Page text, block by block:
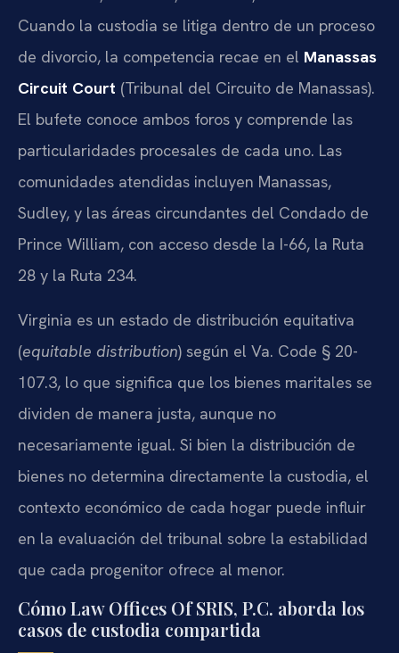
Cuando la custodia se litiga dentro de un proceso
de divorcio, la competencia recae en el Manassas
Circuit Court (Tribunal del Circuito de Manassas).
El bufete conoce ambos foros y comprende las
particularidades procesales de cada uno. Las
comunidades atendidas incluyen Manassas,
Sudley, y las áreas circundantes del Condado de
Prince William, con acceso desde la I-66, la Ruta
28 y la Ruta 234.
Virginia es un estado de distribución equitativa
(equitable distribution) según el Va. Code § 20-
107.3, lo que significa que los bienes maritales se
dividen de manera justa, aunque no
necesariamente igual. Si bien la distribución de
bienes no determina directamente la custodia, el
contexto económico de cada hogar puede influir
en la evaluación del tribunal sobre la estabilidad
que cada progenitor ofrece al menor.
Cómo Law Offices Of SRIS, P.C. aborda los
casos de custodia compartida